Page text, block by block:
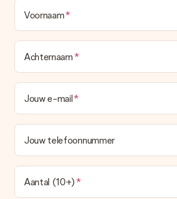
Voornaam
Achternaam
Jouw e-mail
Jouw telefoonnummer
Aantal (10+)